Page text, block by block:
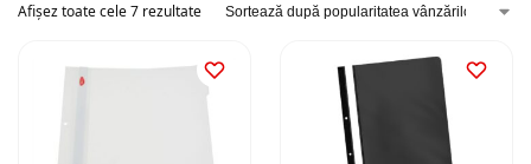
Afișez toate cele 7 rezultate